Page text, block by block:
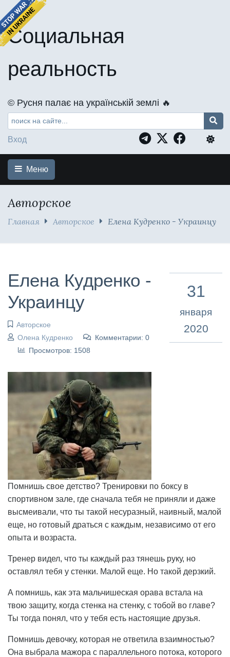
Социальная
реальность
©️ Русня палає на українській землі 🔥
Вход
Меню
Авторское
Главная Авторское Елена Кудренко - Украинцу
Елена Кудренко -
Украинцу
Авторское
Олена Кудренко
Комментарии: 0
Просмотров: 1508
31
января
2020
Помнишь свое детство? Тренировки по боксу в
спортивном зале, где сначала тебя не приняли и даже
высмеивали, что ты такой несуразный, наивный, малой
еще, но готовый драться с каждым, независимо от его
опыта и возраста.
Тренер видел, что ты каждый раз тянешь руку, но
оставлял тебя у стенки. Малой еще. Но такой дерзкий.
А помнишь, как эта мальчишеская орава встала на
твою защиту, когда стенка на стенку, с тобой во главе?
Ты тогда понял, что у тебя есть настоящие друзья.
Помнишь девочку, которая не ответила взаимностью?
Она выбрала мажора с параллельного потока, которого